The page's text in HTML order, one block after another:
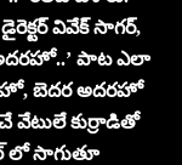
వివేక్ సాగర్,
పాట ఎలా
బెదర అదరహో
కుర్రాడితో
లో సాగుతూ